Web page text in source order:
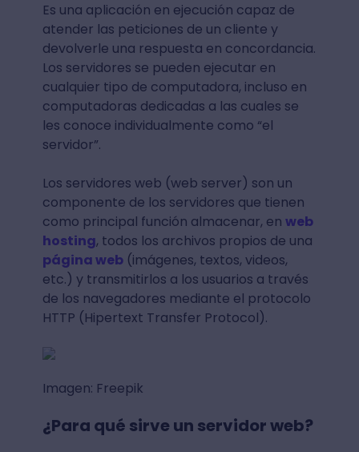
Es una aplicación en ejecución capaz de
atender las peticiones de un cliente y
devolverle una respuesta en concordancia.
Los servidores se pueden ejecutar en
cualquier tipo de computadora, incluso en
computadoras dedicadas a las cuales se
les conoce individualmente como “el
servidor”.
Los servidores web (web server) son un
componente de los servidores que tienen
como principal función almacenar, en web
hosting, todos los archivos propios de una
página web(imágenes, textos, videos,
etc.) y transmitirlos a los usuarios a través
de los navegadores mediante el protocolo
HTTP (Hipertext Transfer Protocol).
Imagen: Freepik
¿Para qué sirve un servidor web?